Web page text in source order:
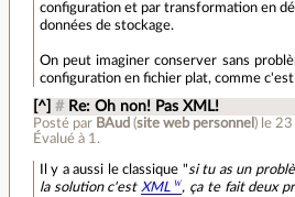
configuration et par transformation en
données de stockage.
On peut imaginer conserver sans
configuration en fichier plat, comme
[^] # Re: Oh non! Pas XML!
Posté par BAud (site web personnel ) le
Évalué à 1 .
Il y a aussi le classique "si tu as un
la solution c'est XML
, ça te fait deux